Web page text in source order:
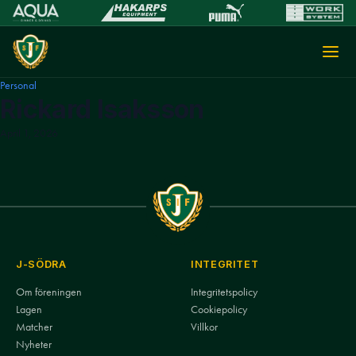
Personal
J-SÖDRA
Om föreningen
Lagen
Matcher
Nyheter
INTEGRITET
Integritetspolicy
Cookiepolicy
Villkor